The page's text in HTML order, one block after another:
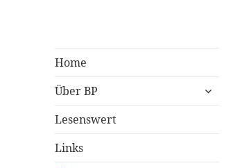
Home
Über BP
Lesenswert
Links